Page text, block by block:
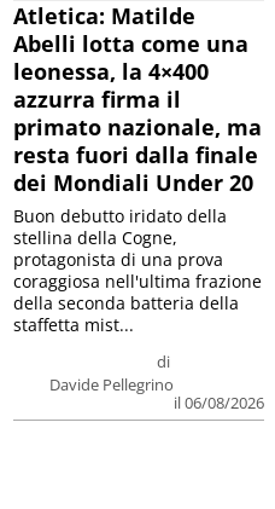
Atletica: Matilde
Abelli lotta come una
leonessa, la 4×400
azzurra firma il
primato nazionale, ma
resta fuori dalla finale
dei Mondiali Under 20
di
Davide Pellegrino
il 06/08/2026
Buon debutto iridato della
stellina della Cogne,
protagonista di una prova
coraggiosa nell'ultima frazione
della seconda batteria della
staffetta mist...